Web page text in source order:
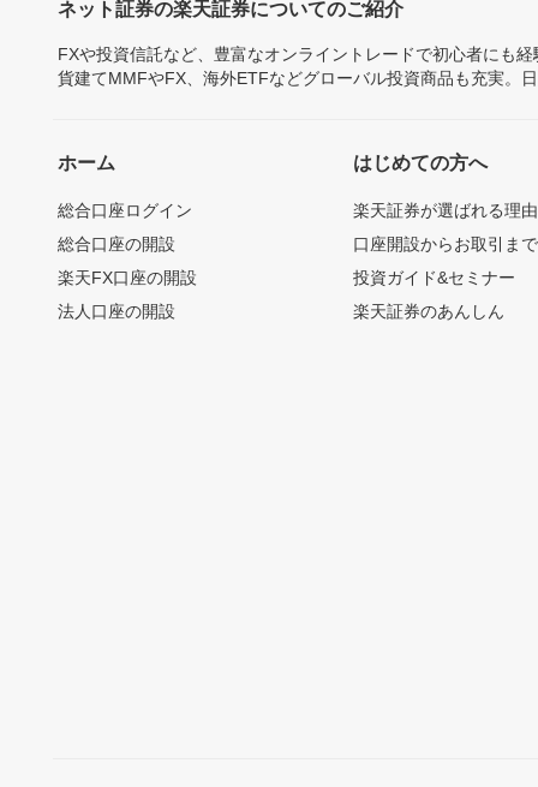
ネット証券の楽天証券についてのご紹介
FXや投資信託など、豊富なオンライントレードで初心者にも
貨建てMMFやFX、海外ETFなどグローバル投資商品も充実。
ホーム
総合口座ログイン
総合口座の開設
楽天FX口座の開設
法人口座の開設
はじめての方へ
楽天証券が選ばれる理由
口座開設からお取引ま
投資ガイド&セミナー
楽天証券のあんしん